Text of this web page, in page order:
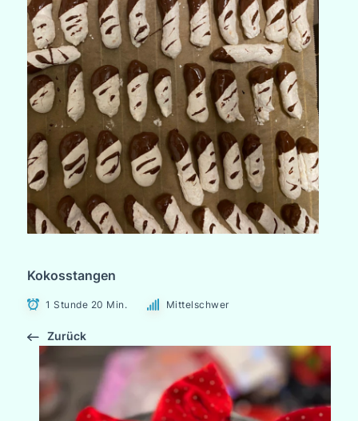
Kokosstangen
1 Stunde 20 Min. Mittelschwer
Zurück